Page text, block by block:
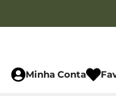
Minha Conta